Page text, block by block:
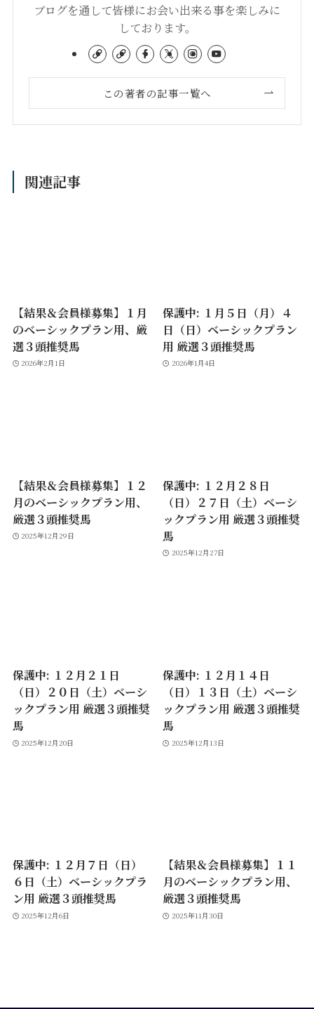
ブログを通して皆様にお会い出来る事を楽しみに
しております。
この著者の記事一覧へ
関連記事
【結果＆会員様募集】１月
のベーシックプラン用、厳
選３頭推奨馬
2026年2月1日
保護中: １月５日（月）４
日（日）ベーシックプラン
用 厳選３頭推奨馬
2026年1月4日
【結果＆会員様募集】１２
月のベーシックプラン用、
厳選３頭推奨馬
2025年12月29日
保護中: １２月２８日
（日）２７日（土）ベーシ
ックプラン用 厳選３頭推奨
馬
2025年12月27日
保護中: １２月２１日
（日）２０日（土）ベーシ
ックプラン用 厳選３頭推奨
馬
2025年12月20日
保護中: １２月１４日
（日）１３日（土）ベーシ
ックプラン用 厳選３頭推奨
馬
2025年12月13日
保護中: １２月７日（日）
６日（土）ベーシックプラ
ン用 厳選３頭推奨馬
2025年12月6日
【結果＆会員様募集】１１
月のベーシックプラン用、
厳選３頭推奨馬
2025年11月30日